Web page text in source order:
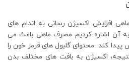
افزایش اکسیژن رسانی به اندام های
آن اشاره کردیم مصرف ماهی باعث می
پیدا کند. محتوای گلبول های قرمز خون را
اکسیژن به بافت های مختلف بدن